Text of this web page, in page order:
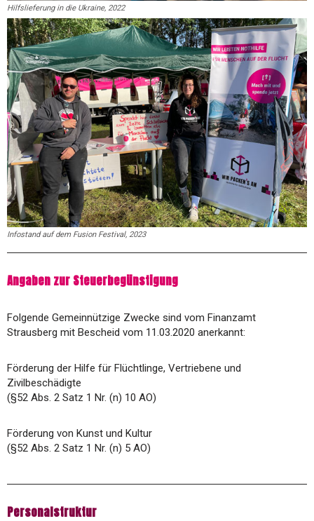
Hilfslieferung in die Ukraine, 2022
Infostand auf dem Fusion Festival, 2023
Angaben zur Steuerbegünstigung
Folgende Gemeinnützige Zwecke sind vom Finanzamt
Strausberg mit Bescheid vom 11.03.2020 anerkannt:
Förderung der Hilfe für Flüchtlinge, Vertriebene und
Zivilbeschädigte
(§52 Abs. 2 Satz 1 Nr. (n) 10 AO)
Förderung von Kunst und Kultur
(§52 Abs. 2 Satz 1 Nr. (n) 5 AO)
Personalstruktur